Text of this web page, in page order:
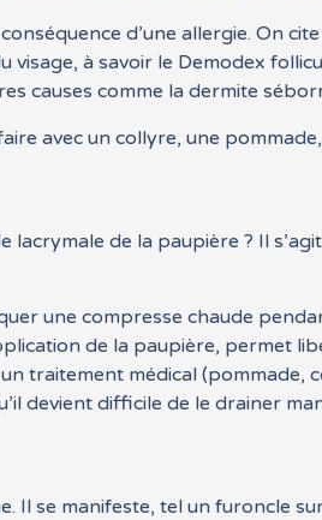
d’une allergie. On
à savoir le Demodex
causes comme la dermite
avec un collyre, une
de la paupière ? Il
une compresse chaude
de la paupière, permet
traitement médical (pommade,
devient difficile de le drainer
Il se manifeste, tel un furoncle